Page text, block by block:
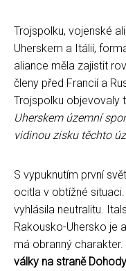
Trojspolku, vojenské
Uherskem a Itálií,
aliance měla zajistit
členy před Francií a
Trojspolku objevovaly
Uherskem územní
vidinou zisku těchto
S vypuknutím první
ocitla v obtížné
vyhlásila neutralitu.
Rakousko-Uhersko je
má obranný charakter.
války na straně